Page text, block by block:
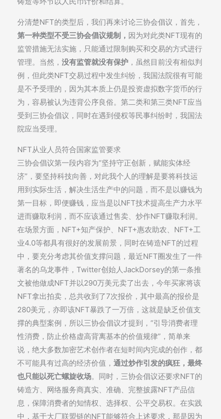
分清楚NFT的类型后，我们再来讨论三协会倡议，首先，
第一种类型不受三协会倡议规制， 因为对此类NFT现有的
监管措施无法实施，只能通过限制购买和交易的方式进行
管理。当然， 没有监管就没有保护 ，虽然目前没有相似判
例，但此类NFT交易过程中发生纠纷，我国法院很有可能
是不予受理的，因为其本质上仍是投资虚拟数字货币的行
为，容易被认为违背公序良俗。第二类和第三类NFT应当
受到三协会倡议，同时在遇到侵权等民事纠纷时，我国法
院应当受理。
NFT从业人员符合国家监管要求
三协会倡议第一段内容为“坚持守正创新，赋能实体经
济”，要坚持科技向善，对此我个人的理解是要将科技运
用到实际生活，解决生活生产中的问题，而不是以赚钱为
第一目标，即便赚钱，应当是以NFT技术提高生产力水平
进而赚取利润，而不应该通过售卖、炒作NFT赚取利润。
在场景方面，NFT+知产保护、NFT+惠农助农、NFT+工
业4.0等都具有很好的发展前景，同时在铸造NFT的过程
中，要充分考虑其价值支撑问题，最近NFT圈发生了一件
著名的乌龙事件，Twitter创始人JackDorsey的第一条推
文被他做成NFT并以290万美元卖了出去，今年买家将该
NFT拿出拍卖，总共收到了7次报价，其中最高的报价是
280美元，亦即该NFT暴跌了一万倍，这就是缺乏价值支
撑的典型案例，所以三协会倡议才提到，“引导消费者理
性消费，防止价格虚高背离基本的价值规律”，简单来
说，绝大多数加密艺术创作者在短时间内完成的创作，都
不可能具有过高的经济价值， 通过炒作引发的疯狂，最终
也只能以死亡螺旋收场。同时，三协会倡议还要求NFT的
铸造方、网络服务商真实、准确、完整披露NFT产品信
息，保障消费者的知情权、选择权、公平交易权。在实践
中，基于大厂联盟链的NFT能够符合上述要求，那是因为